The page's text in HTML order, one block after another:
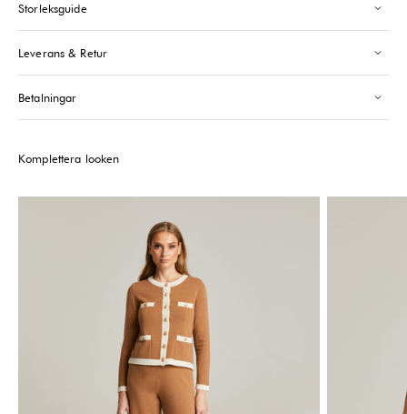
Saint-Tropez
+33610155333
Storleksguide
Leverans & Retur
Betalningar
Komplettera looken